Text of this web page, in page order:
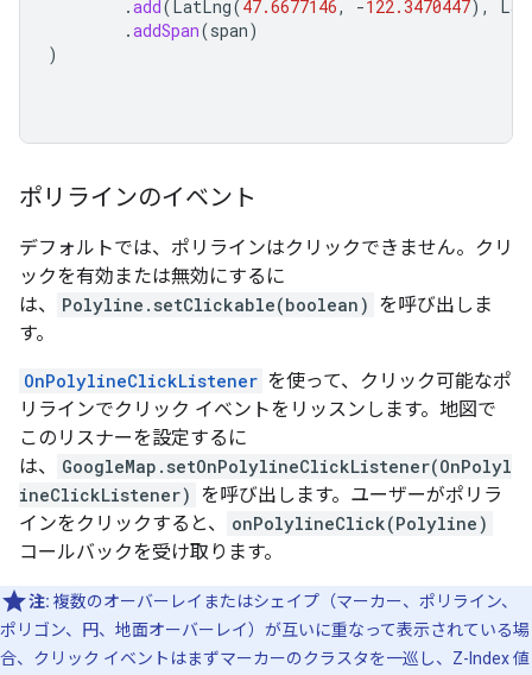
.add(LatLng(47.6677146, -122.3470447),
.addSpan(span)
)
ポリラインのイベント
デフォルトでは、ポリラインはクリックできません。クリ
ックを有効または無効にするに
は、
Polyline.setClickable(boolean) を呼び出しま
す。
OnPolylineClickListener を使って、クリック可能なポ
リラインでクリック イベントをリッスンします。地図で
このリスナーを設定するに
は、
GoogleMap.setOnPolylineClickListener(OnPolyl
ineClickListener) を呼び出します。ユーザーがポリラ
インをクリックすると、
onPolylineClick(Polyline)
コールバックを受け取ります。
注: 複数のオーバーレイまたはシェイプ（マーカー、ポリライン、
ポリゴン、円、地面オーバーレイ）が互いに重なって表示されている場
合、クリック イベントはまずマーカーのクラスタを一巡し、Z-Index 値